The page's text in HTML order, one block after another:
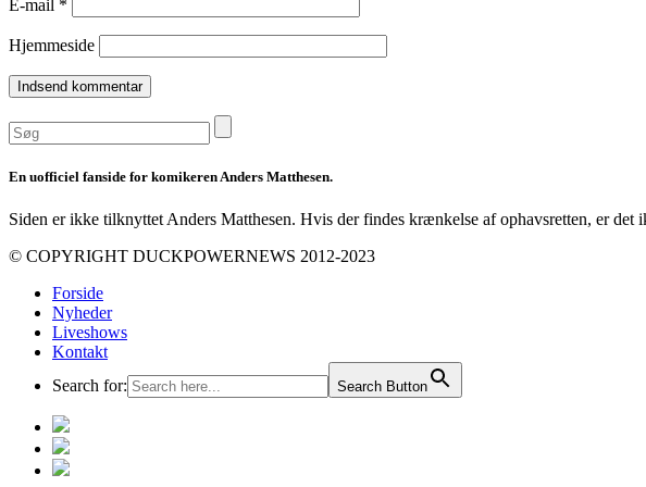
E-mail *
Hjemmeside
En uofficiel fanside for komikeren Anders Matthesen.
Siden er ikke tilknyttet Anders Matthesen. Hvis der findes krænkelse af ophavsretten, er
© COPYRIGHT DUCKPOWERNEWS 2012-2023
Forside
Nyheder
Liveshows
Kontakt
Search for:
Search Button